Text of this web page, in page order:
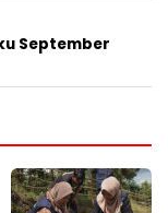
September